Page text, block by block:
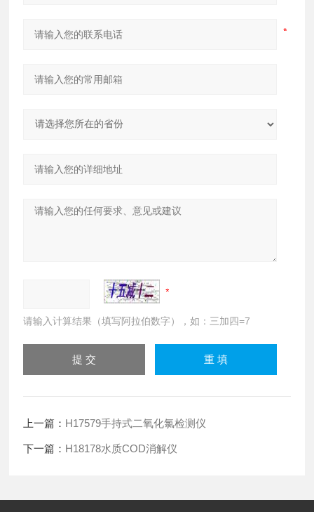
请输入计算结果（填写阿拉伯数字），如：三加四=7
上一篇： H17579手持式二氧化氯检测仪
下一篇： H18178水质COD消解仪